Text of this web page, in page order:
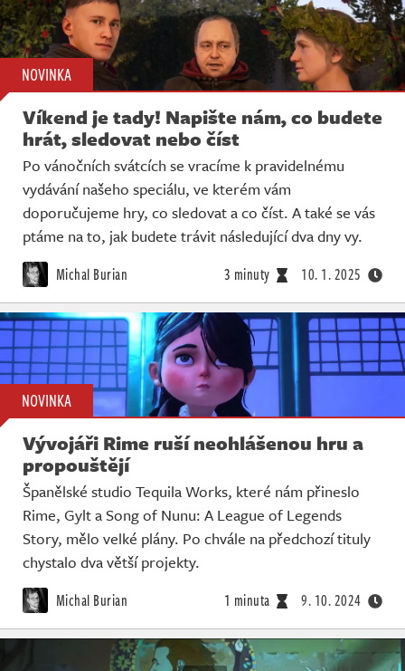
NOVINKA
Víkend je tady! Napište nám, co budete
hrát, sledovat nebo číst
Po vánočních svátcích se vracíme k pravidelnému
vydávání našeho speciálu, ve kterém vám
doporučujeme hry, co sledovat a co číst. A také se vás
ptáme na to, jak budete trávit následující dva dny vy.
Michal Burian 3 minuty 10. 1. 2025
NOVINKA
Vývojáři Rime ruší neohlášenou hru a
propouštějí
Španělské studio Tequila Works, které nám přineslo
Rime, Gylt a Song of Nunu: A League of Legends
Story, mělo velké plány. Po chvále na předchozí tituly
chystalo dva větší projekty.
Michal Burian 1 minuta 9. 10. 2024